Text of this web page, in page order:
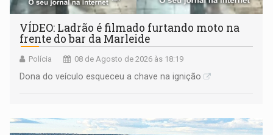
VÍDEO: Ladrão é filmado furtando moto na
frente do bar da Marleide
Polícia 08 de Agosto de 2026 às 18:19
Dona do veículo esqueceu a chave na ignição